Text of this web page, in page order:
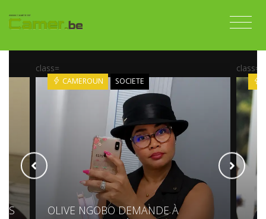
class=
CAMEROUN SOCIETE
OLIVE NGOBO DEMANDE À
class=